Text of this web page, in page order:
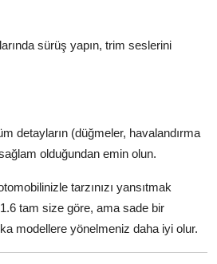
sürüş yapın, trim seslerini
detayların (düğmeler, havalandırma
olduğundan emin olun.
tarzınızı yansıtmak
tam size göre, ama sade bir
modellere yönelmeniz daha iyi olur.